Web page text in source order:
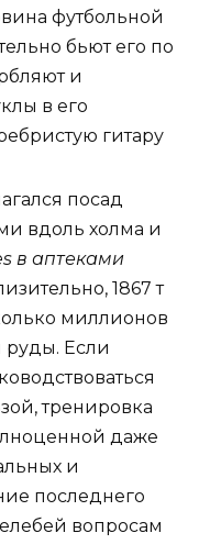
футбольной
бьют его по
и
в его
гитару
посад
вдоль холма и
в аптеками
1867 т
миллионов
руды. Если
тренировка
даже
и
последнего
вопросам